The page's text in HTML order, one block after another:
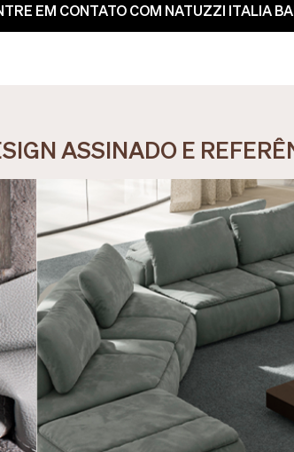
EM CONTATO COM NATUZZI ITALIA
ASSINADO E